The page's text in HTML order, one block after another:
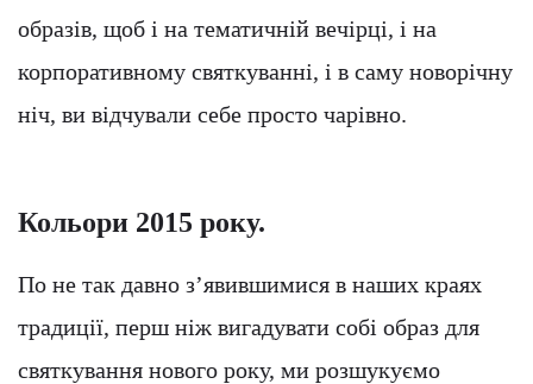
образів, щоб і на тематичній вечірці, і на
корпоративному святкуванні, і в саму новорічну
ніч, ви відчували себе просто чарівно.
Кольори 2015 року.
По не так давно з’явившимися в наших краях
традиції, перш ніж вигадувати собі образ для
святкування нового року, ми розшукуємо